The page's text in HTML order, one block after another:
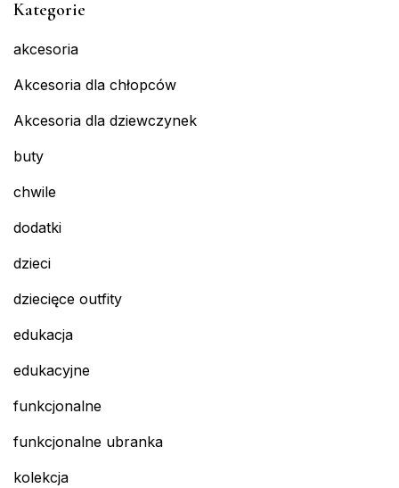
Kategorie
akcesoria
Akcesoria dla chłopców
Akcesoria dla dziewczynek
buty
chwile
dodatki
dzieci
dziecięce outfity
edukacja
edukacyjne
funkcjonalne
funkcjonalne ubranka
kolekcja